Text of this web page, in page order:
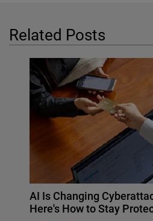
Related Posts
AI Is Changing
Here's How to Stay